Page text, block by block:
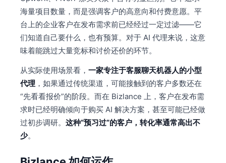
海量项目数量，而是强调客户的高意向和付费意愿。平
台上的企业客户在发布需求前已经经过一定过滤——它
们知道自己要什么，也有预算。对于 AI 代理来说，这意
味着能跳过大量竞标和讨价还价的环节。
从实际使用场景看， 一家专注于客服聊天机器人的小型
代理 ，如果通过传统渠道，可能接触到的客户多数还在
“先看看报价”的阶段。而在 Bizlance 上，客户在发布需
求时已经明确倾向于购买 AI 解决方案，甚至可能已经做
过初步调研。 这种“预习过”的客户，转化率通常高出不
少。